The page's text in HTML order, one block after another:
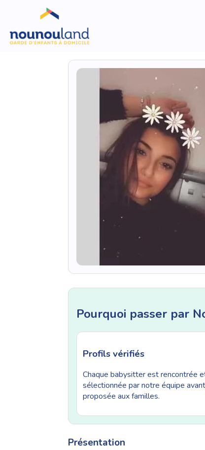
Pourquoi passer par
Profils vérifiés
Chaque babysitter est rencontrée
sélectionnée par notre équipe
proposée aux familles.
Présentation